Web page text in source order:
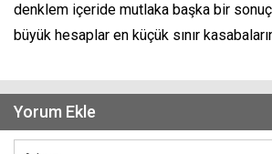
denklem içeride mutlaka başka bir
büyük hesaplar en küçük sınır
Yorum Ekle